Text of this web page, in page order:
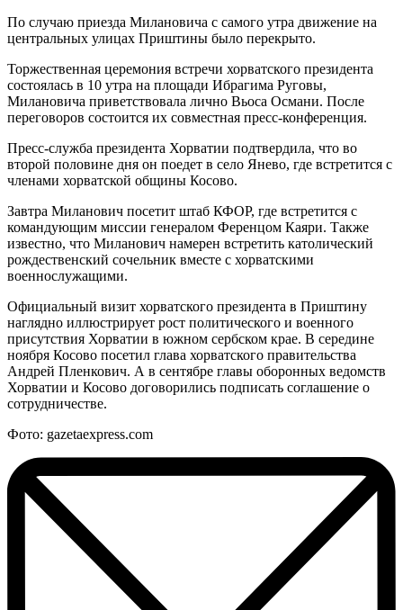
По случаю приезда Милановича с самого утра движение на
центральных улицах Приштины было перекрыто.
Торжественная церемония встречи хорватского президента
состоялась в 10 утра на площади Ибрагима Руговы,
Милановича приветствовала лично Вьоса Османи. После
переговоров состоится их совместная пресс-конференция.
Пресс-служба президента Хорватии подтвердила, что во
второй половине дня он поедет в село Янево, где встретится с
членами хорватской общины Косово.
Завтра Миланович посетит штаб КФОР, где встретится с
командующим миссии генералом Ференцом Каяри. Также
известно, что Миланович намерен встретить католический
рождественский сочельник вместе с хорватскими
военнослужащими.
Официальный визит хорватского президента в Приштину
наглядно иллюстрирует рост политического и военного
присутствия Хорватии в южном сербском крае. В середине
ноября Косово посетил глава хорватского правительства
Андрей Пленкович. А в сентябре главы оборонных ведомств
Хорватии и Косово договорились подписать соглашение о
сотрудничестве.
Фото: gazetaexpress.com